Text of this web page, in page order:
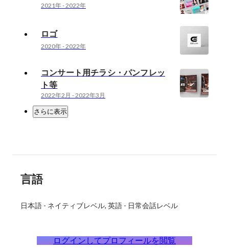
2021年-2022年
ロゴ
2020年-2022年
コンサート用チラシ・パンフレッ
ト等
2022年2月 -2022年3月
さらに表示
言語
日本語 - ネイティブレベル 英語 - 日常会話レベル
ログインしてプロフィールを閲覧